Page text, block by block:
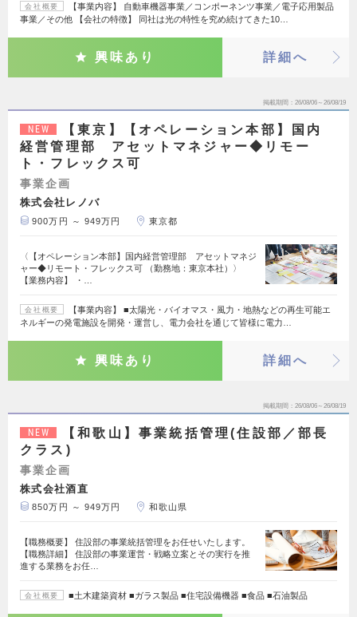
会社概要
【事業内容】 自動車機器事業／コンポーネンツ事業／電子応用製品
事業／その他 【会社の特徴】 同社は光の特性を究め続けてきた10…
興味あり 詳細へ
掲載期間 26/08/06～26/08/19
NEW
【東京】【オペレーション本部】国内
経営管理部 アセットマネジャー◆リモー
ト・フレックス可
事業企画
株式会社レノバ
900万円 ～ 949万円 東京都
〈【オペレーション本部】国内経営管理部 アセットマネジ
ャー◆リモート・フレックス可 （勤務地：東京本社）〉
【業務内容】 ・…
会社概要
【事業内容】 ■太陽光・バイオマス・風力・地熱などの再生可能エ
ネルギーの発電施設を開発・運営し、電力会社を通じて皆様に電力…
興味あり 詳細へ
掲載期間 26/08/06～26/08/19
NEW
【和歌山】事業統括管理(住設部／部長
クラス)
事業企画
株式会社酒直
850万円 ～ 949万円 和歌山県
【職務概要】 住設部の事業統括管理をお任せいたします。
【職務詳細】 住設部の事業運営・戦略立案とその実行を推
進する業務をお任…
会社概要 ■土木建築資材 ■ガラス製品 ■住宅設備機器 ■食品 ■石油製品